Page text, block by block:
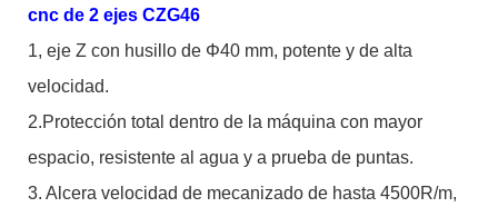
cnc de 2 ejes CZG46
1, eje Z con husillo de Φ40 mm, potente y de alta
velocidad.
2.Protección total dentro de la máquina con mayor
espacio, resistente al agua y a prueba de puntas.
3. Alcera velocidad de mecanizado de hasta 4500R/m,